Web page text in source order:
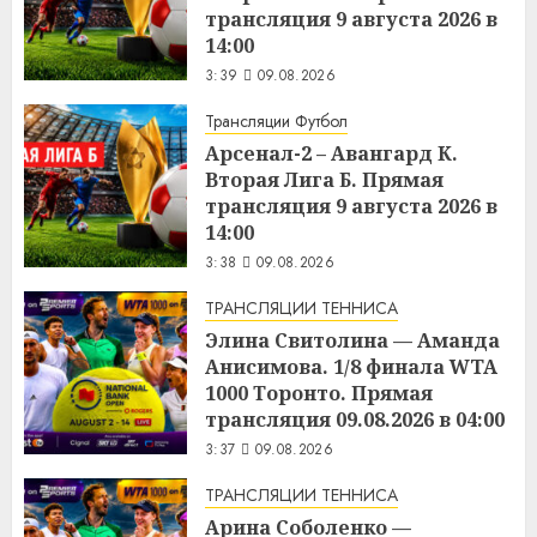
трансляция 9 августа 2026 в
14:00
3:39 09.08.2026
Трансляции Футбол
Арсенал-2 – Авангард К.
Вторая Лига Б. Прямая
трансляция 9 августа 2026 в
14:00
3:38 09.08.2026
ТРАНСЛЯЦИИ ТЕННИСА
Элина Свитолина — Аманда
Анисимова. 1/8 финала WTA
1000 Торонто. Прямая
трансляция 09.08.2026 в 04:00
3:37 09.08.2026
ТРАНСЛЯЦИИ ТЕННИСА
Арина Соболенко —